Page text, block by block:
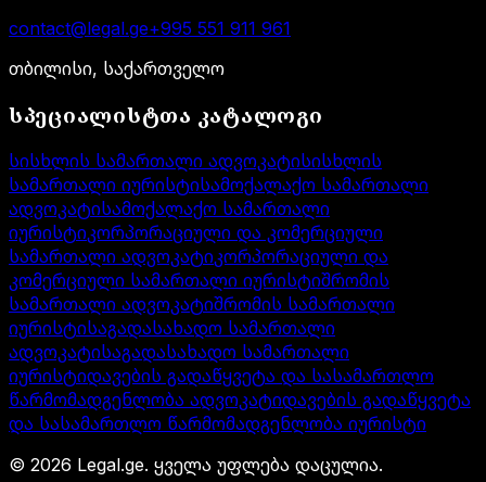
contact@legal.ge+995 551 911 961
თბილისი, საქართველო
სპეციალისტთა კატალოგი
სისხლის სამართალი ადვოკატისისხლის
სამართალი იურისტისამოქალაქო სამართალი
ადვოკატისამოქალაქო სამართალი
იურისტიკორპორაციული და კომერციული
სამართალი ადვოკატიკორპორაციული და
კომერციული სამართალი იურისტიშრომის
სამართალი ადვოკატიშრომის სამართალი
იურისტისაგადასახადო სამართალი
ადვოკატისაგადასახადო სამართალი
იურისტიდავების გადაწყვეტა და სასამართლო
წარმომადგენლობა ადვოკატიდავების გადაწყვეტა
და სასამართლო წარმომადგენლობა იურისტი
© 2026 Legal.ge. ყველა უფლება დაცულია.